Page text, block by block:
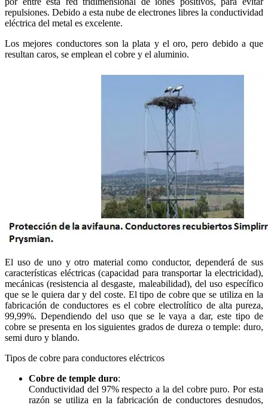
repulsiones. Debido a esta nube de electrones libres la conductividad
eléctrica del metal es excelente.
Los mejores conductores son la plata y el oro, pero debido a que
resultan caros, se emplean el cobre y el aluminio.
El uso de uno y otro material como conductor, dependerá de sus
características eléctricas (capacidad para transportar la electricidad),
mecánicas (resistencia al desgaste, maleabilidad), del uso específico
que se le quiera dar y del coste. El tipo de cobre que se utiliza en la
fabricación de conductores es el cobre electrolítico de alta pureza,
99,99%. Dependiendo del uso que se le vaya a dar, este tipo de
cobre se presenta en los siguientes grados de dureza o temple: duro,
semi duro y blando.
Tipos de cobre para conductores eléctricos
Cobre de temple duro:
Conductividad del 97% respecto a la del cobre puro. Por esta
razón se utiliza en la fabricación de conductores desnudos,